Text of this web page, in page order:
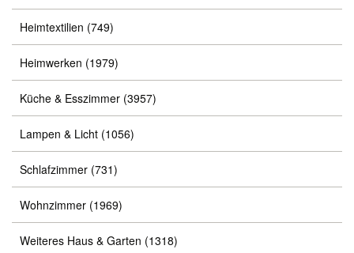
Heimtextilien (749)
Heimwerken (1979)
Küche & Esszimmer (3957)
Lampen & Licht (1056)
Schlafzimmer (731)
Wohnzimmer (1969)
Weiteres Haus & Garten (1318)